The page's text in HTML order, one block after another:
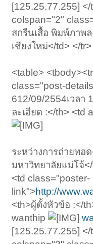
[125.25.77.255] </
colspan="2"
สกรีนเสื้อ พิมพ์ภาพ
เชียงใหม่</td> </
<table>
class="post-
612/09/2554เวลา
ละเอียด :</th> <td
ระหว่างการถ่ายทอ
มหาวิทยาลัยแม่โจ้
<td class="poster-
link">http://
<th>ผู้ตั้งหัวข้อ :</
wanthip
[125.25.77.255] </